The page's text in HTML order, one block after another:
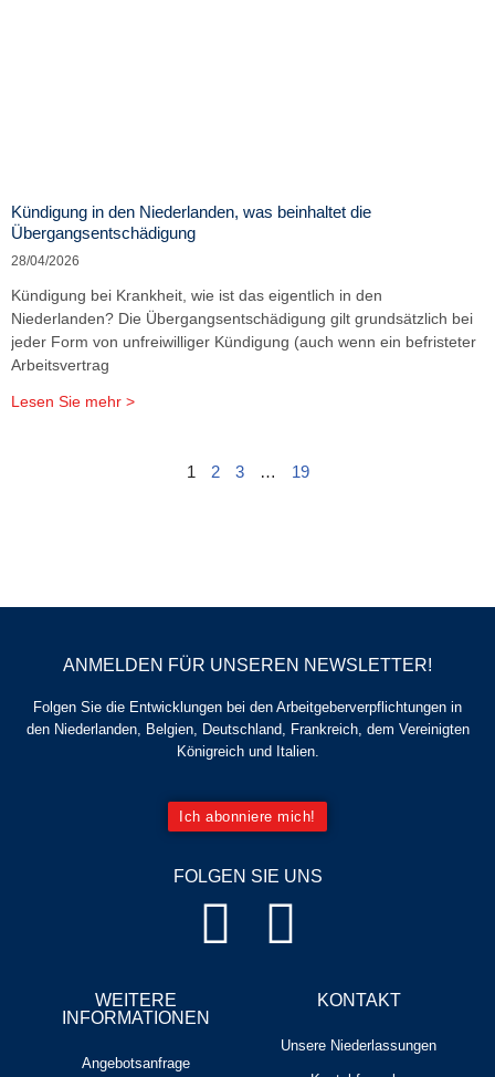
Kündigung in den Niederlanden, was beinhaltet die
Übergangsentschädigung
28/04/2026
Kündigung bei Krankheit, wie ist das eigentlich in den
Niederlanden? Die Übergangsentschädigung gilt grundsätzlich bei
jeder Form von unfreiwilliger Kündigung (auch wenn ein befristeter
Arbeitsvertrag
Lesen Sie mehr >
1 2 3 … 19
KONTAKT
Unsere Niederlassungen
WEITERE
INFORMATIONEN
Angebotsanfrage
FOLGEN SIE UNS
ANMELDEN FÜR UNSEREN NEWSLETTER!
Folgen Sie die Entwicklungen bei den Arbeitgeberverpflichtungen in
den Niederlanden, Belgien, Deutschland, Frankreich, dem Vereinigten
Königreich und Italien.
Ich abonniere mich!